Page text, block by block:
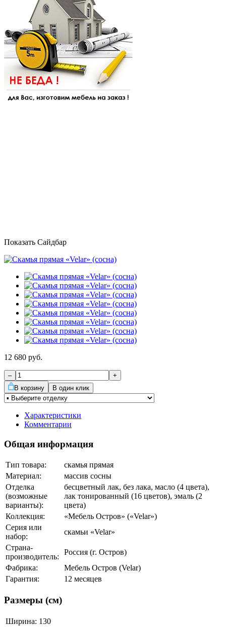
Показать Сайдбар
12 680 руб.
–
+
В корзину
В один клик
Характеристики
Комментарии
Общая информация
Тип товара:
скамья прямая
Материал:
массив сосны
Отделка
(возможные
варианты):
бесцветный лак, без лака, масло (4 цвета),
лак тонированный (16 цветов), эмаль (2
цвета)
Коллекция:
«Мебель Остров» («Velar»)
Серия или
набор:
скамьи «Velar»
Страна-
производитель:
Россия (г. Остров)
Фабрика:
Мебель Остров (Velar)
Гарантия:
12 месяцев
Размеры (см)
Ширина: 130